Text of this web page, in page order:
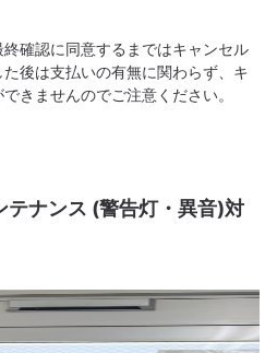
確認に同意するまではキャンセル
後は支払いの有無に関わらず、キ
きませんのでご注意ください。
テナンス (警告灯・異音)対